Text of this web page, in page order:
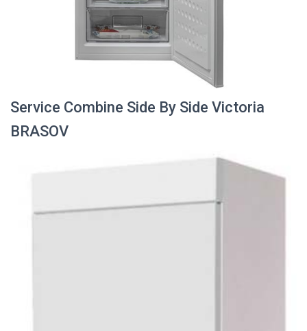
Service Combine Side By Side Victoria
BRASOV